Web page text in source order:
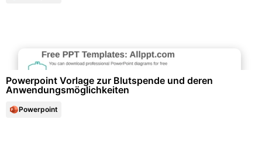
Powerpoint Vorlage zur Blutspende und deren
Anwendungsmöglichkeiten
Powerpoint